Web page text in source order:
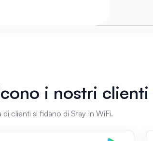
i nostri clienti
di clienti si fidano di Stay In WiFi.